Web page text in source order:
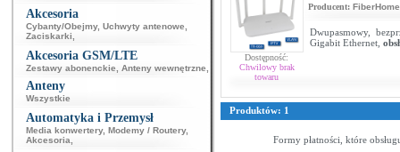
Akcesoria
Cybanty/Obejmy, Uchwyty antenowe
Zaciskarki
Akcesoria GSM/LTE
Zestawy abonenckie Anteny wewnętrzne
Anteny
Wszystkie
Automatyka i Przemysł
Media konwertery, Modemy / Routery,
Akcesoria
Dostępność:
Chwilowy brak
towaru
Producent: FiberHome
Dwupasmowy,
Gigabit Ethernet,
Produktów: 1
Formy płatności, które